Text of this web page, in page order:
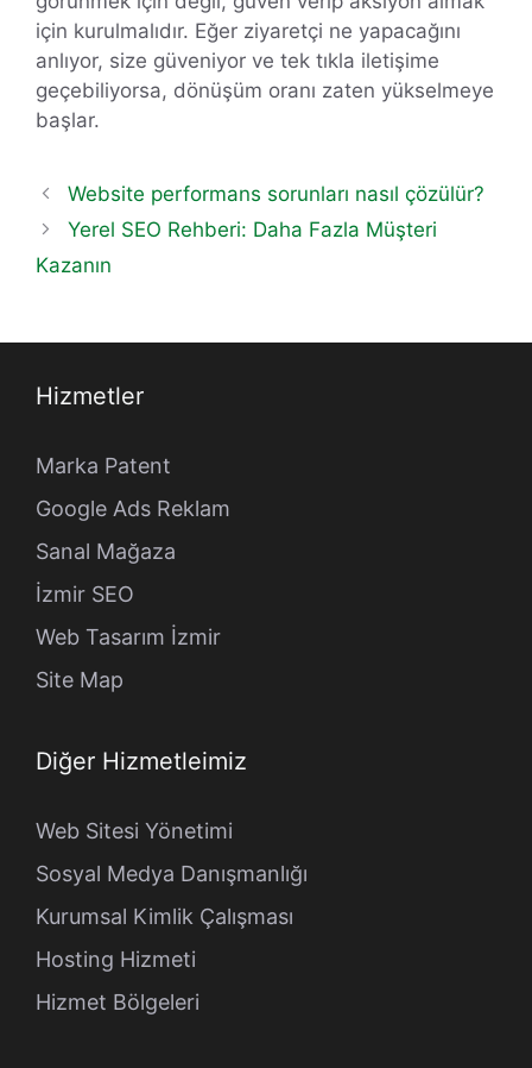
için kurulmalıdır. Eğer ziyaretçi ne yapacağını
anlıyor, size güveniyor ve tek tıkla iletişime
geçebiliyorsa, dönüşüm oranı zaten yükselmeye
başlar.
Website performans sorunları nasıl çözülür?
Yerel SEO Rehberi: Daha Fazla Müşteri
Kazanın
Hizmetler
Marka Patent
Google Ads Reklam
Sanal Mağaza
İzmir SEO
Web Tasarım İzmir
Site Map
Diğer Hizmetleimiz
Web Sitesi Yönetimi
Sosyal Medya Danışmanlığı
Kurumsal Kimlik Çalışması
Hosting Hizmeti
Hizmet Bölgeleri